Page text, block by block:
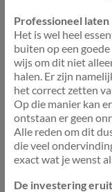
Professioneel laten
Het is wel heel
buiten op een
wijs om dit niet
halen. Er zijn
het correct zetten
Op die manier kan
ontstaan er geen
Alle reden om dit
die veel
exact wat je wenst
De investering